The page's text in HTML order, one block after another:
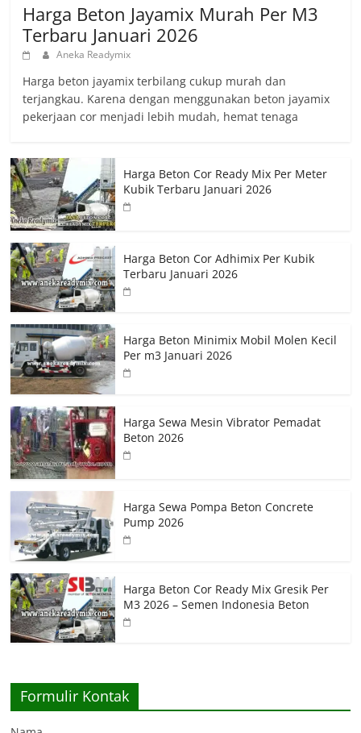
Harga Beton Jayamix Murah Per M3
Terbaru Januari 2026
Aneka Readymix
Harga beton jayamix terbilang cukup murah dan
terjangkau. Karena dengan menggunakan beton jayamix
pekerjaan cor menjadi lebih mudah, hemat tenaga
Harga Beton Cor Ready Mix Per Meter
Kubik Terbaru Januari 2026
Harga Beton Cor Adhimix Per Kubik
Terbaru Januari 2026
Harga Beton Minimix Mobil Molen Kecil
Per m3 Januari 2026
Harga Sewa Mesin Vibrator Pemadat
Beton 2026
Harga Sewa Pompa Beton Concrete
Pump 2026
Harga Beton Cor Ready Mix Gresik Per
M3 2026 – Semen Indonesia Beton
Formulir Kontak